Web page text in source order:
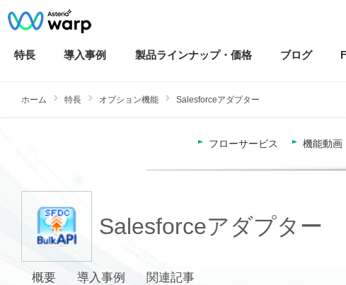
特長 導入事例 製品ラインナップ・ 価格 ブログ
ホーム 特長 オプション機能 Salesforceアダプター
フローサービス 機能動画
Salesforceアダプター
概要 導入事例 関連記事